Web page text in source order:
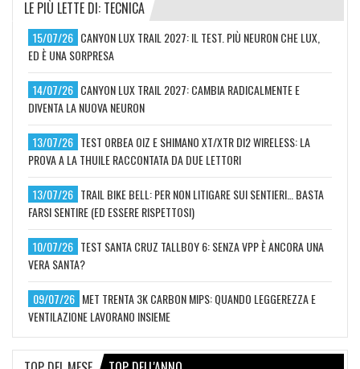
LE PIÙ LETTE DI: TECNICA
15/07/26 CANYON LUX TRAIL 2027: IL TEST. PIÙ NEURON CHE LUX,
ED È UNA SORPRESA
14/07/26 CANYON LUX TRAIL 2027: CAMBIA RADICALMENTE E
DIVENTA LA NUOVA NEURON
13/07/26 TEST ORBEA OIZ E SHIMANO XT/XTR DI2 WIRELESS: LA
PROVA A LA THUILE RACCONTATA DA DUE LETTORI
13/07/26 TRAIL BIKE BELL: PER NON LITIGARE SUI SENTIERI… BASTA
FARSI SENTIRE (ED ESSERE RISPETTOSI)
10/07/26 TEST SANTA CRUZ TALLBOY 6: SENZA VPP È ANCORA UNA
VERA SANTA?
09/07/26 MET TRENTA 3K CARBON MIPS: QUANDO LEGGEREZZA E
VENTILAZIONE LAVORANO INSIEME